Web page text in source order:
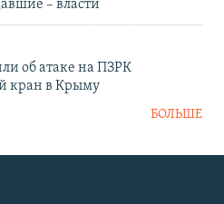
– власти
об атаке на ПЗРК
кран в Крыму
БОЛЬШЕ